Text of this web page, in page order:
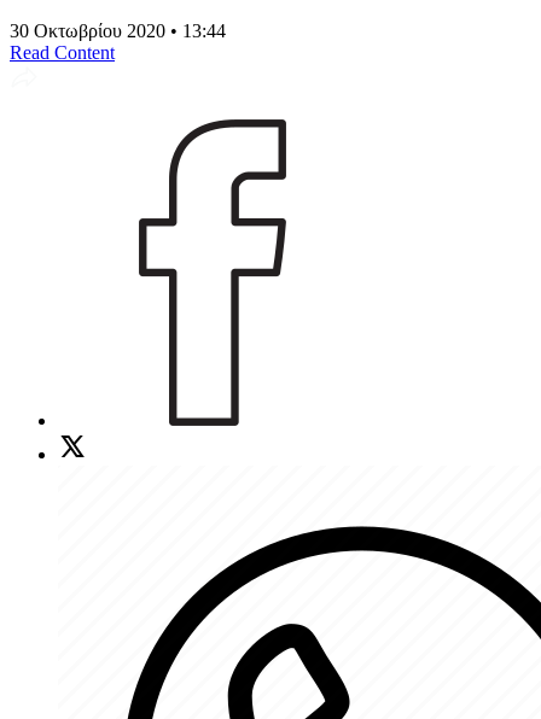
30 Οκτωβρίου 2020 • 13:44
Read Content